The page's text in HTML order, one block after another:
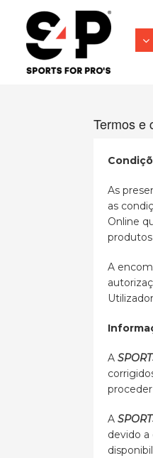
Termos e
As
as
Online
A
A
A
devido a